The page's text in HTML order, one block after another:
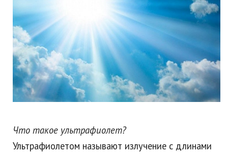
Что такое ультрафиолет?
Ультрафиолетом называют излучение с длинами